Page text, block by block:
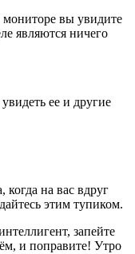
мониторе вы увидите
являются ничего
ее и другие
когда на вас вдруг
этим тупиком.
запейте
и поправите! Утро